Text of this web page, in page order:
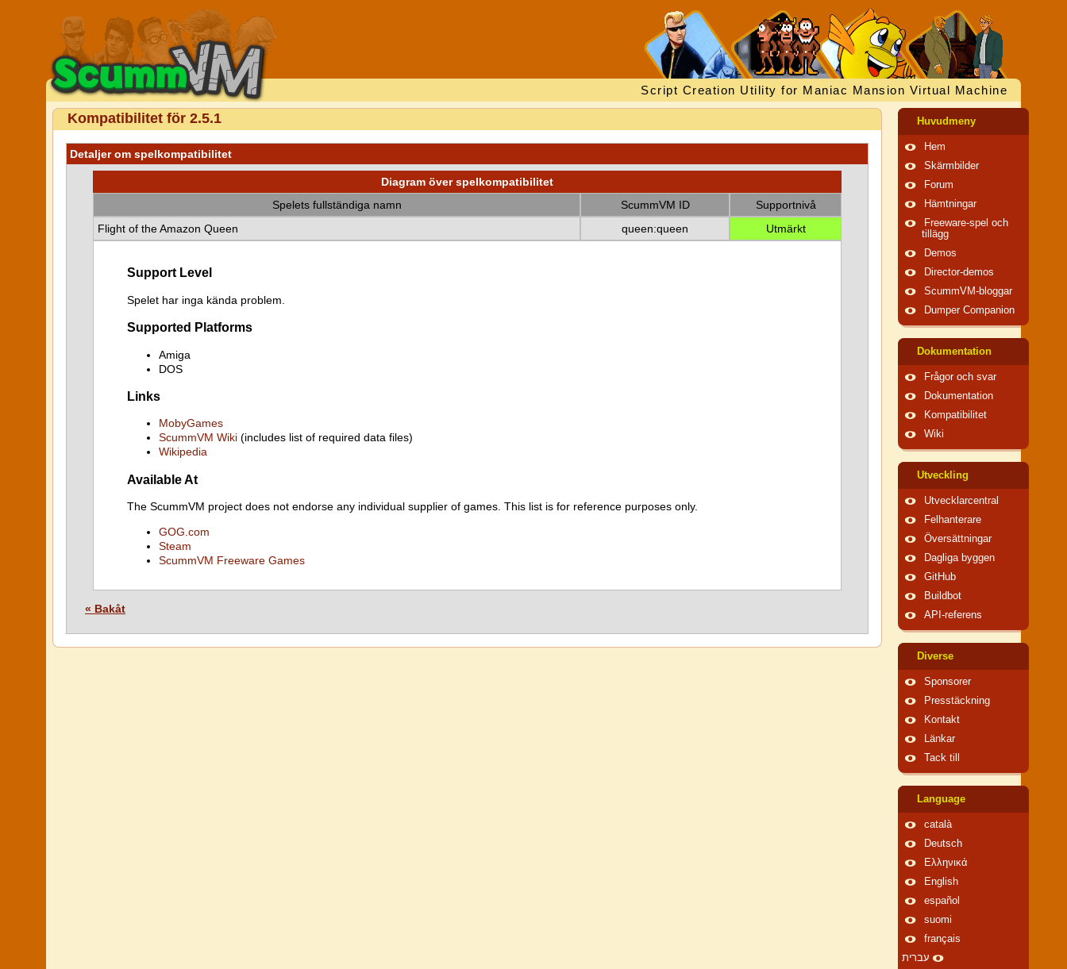
Script Creation Utility for Maniac Mansion Virtual Machine
Kompatibilitet för 2.5.1
Detaljer om spelkompatibilitet
Diagram över spelkompatibilitet
Spelets fullständiga namn
ScummVM ID
Supportnivå
Flight of the Amazon Queen
queen:queen Utmärkt
Support Level
Spelet har inga kända problem.
Supported Platforms
Amiga
DOS
Links
MobyGames
ScummVM Wiki (includes list of required data files)
Wikipedia
Available At
The ScummVM project does not endorse any individual supplier of games. This list is for reference purposes only.
GOG.com
Steam
ScummVM Freeware Games
« Bakåt
Huvudmeny
Hem
Skärmbilder
Forum
Hämtningar
Freeware-spel och
tillägg
Demos
Director-demos
ScummVM-bloggar
Dumper Companion
Dokumentation
Frågor och svar
Dokumentation
Kompatibilitet
Wiki
Utveckling
Utvecklarcentral
Felhanterare
Översättningar
Dagliga byggen
GitHub
Buildbot
API-referens
Diverse
Sponsorer
Presstäckning
Kontakt
Länkar
Tack till
Language
català
Deutsch
Ελληνικά
English
español
suomi
français
עברית